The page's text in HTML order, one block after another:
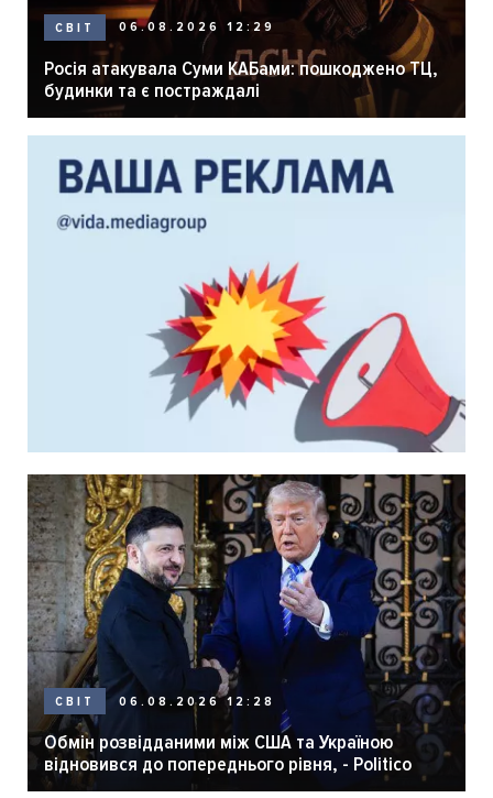
СВІТ 06.08.2026 12:29
Росія атакувала Суми КАБами: пошкоджено ТЦ,
будинки та є постраждалі
СВІТ 06.08.2026 12:28
Обмін розвідданими між США та Україною
відновився до попереднього рівня, - Politico